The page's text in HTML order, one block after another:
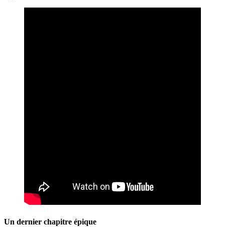
Un dernier chapitre épique